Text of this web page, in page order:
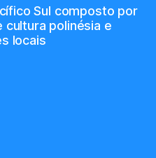
Sul composto por
polinésia e
locais